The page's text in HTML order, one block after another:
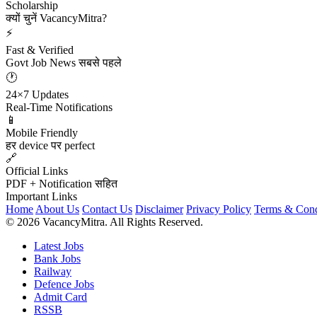
Scholarship
क्यों चुनें VacancyMitra?
⚡
Fast & Verified
Govt Job News सबसे पहले
🕐
24×7 Updates
Real-Time Notifications
📱
Mobile Friendly
हर device पर perfect
🔗
Official Links
PDF + Notification सहित
Important Links
Home About Us Contact Us Disclaimer Privacy Policy Terms &
© 2026 VacancyMitra. All Rights Reserved.
Latest Jobs
Bank Jobs
Railway
Defence Jobs
Admit Card
RSSB